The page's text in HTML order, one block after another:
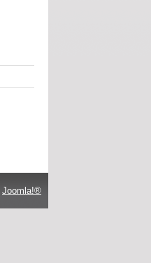
Joomla!®